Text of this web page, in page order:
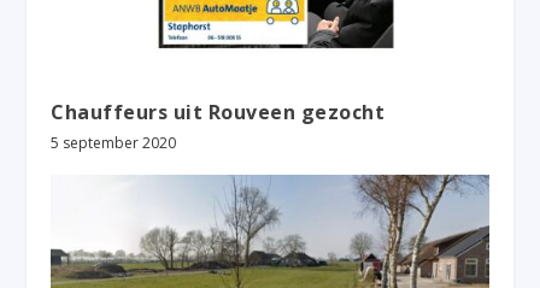
Chauffeurs uit Rouveen gezocht
5 september 2020